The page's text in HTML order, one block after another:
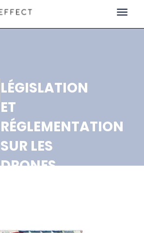
Toggle
LÉGISLATION
ET
RÉGLEMENTATION
SUR LES
DRONES